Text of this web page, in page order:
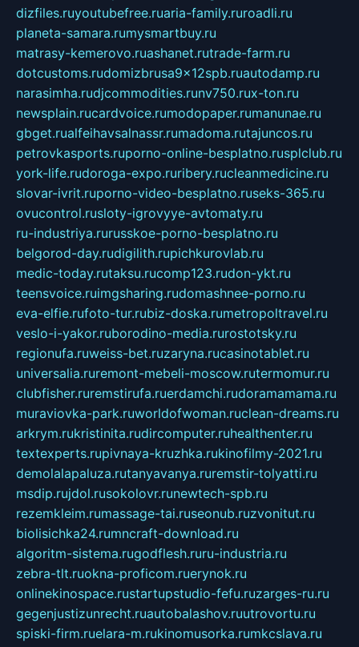
dizfiles.ruyoutubefree.ruaria-family.ruroadli.ru
planeta-samara.rumysmartbuy.ru
matrasy-kemerovo.ruashanet.rutrade-farm.ru
dotcustoms.rudomizbrusa9x12spb.ruautodamp.ru
narasimha.rudjcommodities.runv750.rux-ton.ru
newsplain.rucardvoice.rumodopaper.rumanunae.ru
gbget.rualfeihavsalnassr.rumadoma.rutajuncos.ru
petrovkasports.ruporno-online-besplatno.rusplclub.ru
york-life.rudoroga-expo.ruribery.rucleanmedicine.ru
slovar-ivrit.ruporno-video-besplatno.ruseks-365.ru
ovucontrol.rusloty-igrovyye-avtomaty.ru
ru-industriya.rurusskoe-porno-besplatno.ru
belgorod-day.rudigilith.rupichkurovlab.ru
medic-today.rutaksu.rucomp123.rudon-ykt.ru
teensvoice.ruimgsharing.rudomashnee-porno.ru
eva-elfie.rufoto-tur.rubiz-doska.rumetropoltravel.ru
veslo-i-yakor.ruborodino-media.rurostotsky.ru
regionufa.ruweiss-bet.ruzaryna.rucasinotablet.ru
universalia.ruremont-mebeli-moscow.rutermomur.ru
clubfisher.ruremstirufa.ruerdamchi.rudoramamama.ru
muraviovka-park.ruworldofwoman.ruclean-dreams.ru
arkrym.rukristinita.rudircomputer.ruhealthenter.ru
textexperts.rupivnaya-kruzhka.rukinofilmy-2021.ru
demolalapaluza.rutanyavanya.ruremstir-tolyatti.ru
msdip.rujdol.rusokolovr.runewtech-spb.ru
rezemkleim.rumassage-tai.ruseonub.ruzvonitut.ru
biolisichka24.rumncraft-download.ru
algoritm-sistema.rugodflesh.ruru-industria.ru
zebra-tlt.ruokna-proficom.ruerynok.ru
onlinekinospace.rustartupstudio-fefu.ruzarges-ru.ru
gegenjustizunrecht.ruautobalashov.ruutrovortu.ru
spiski-firm.ruelara-m.rukinomusorka.rumkcslava.ru